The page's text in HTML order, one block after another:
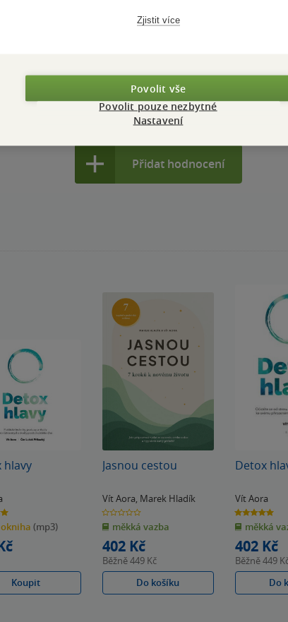
vědométvorwbi všechno, o čem toužíme, po čem
knihou (deníkem) a mít jíž něco načteno, nebo být už
Ano9
Přidat hodnocení
hlavy
(mp3)
Koupit
Jasnou cestou
Vít Aora, Marek Hladík
0.0
z
5
hvězdiček
měkká vazba
402 Kč
Běžně449 Kč
Do košíku
Detox
Vít Aora
5.0
z
5
hvězdiček
měkká
402 Kč
Běžně449
Do
Zjistit více
Povolit vše
Povolit pouze nezbytné
Nastavení